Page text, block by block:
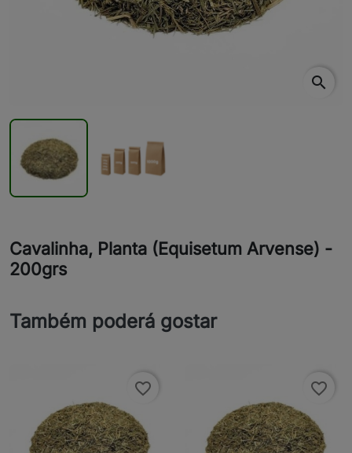
search
Cavalinha, Planta (Equisetum Arvense) -
200grs
Também poderá gostar
favorite_border favorite_border